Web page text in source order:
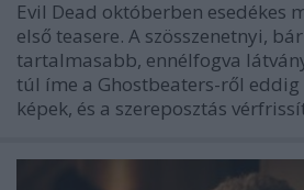
Evil Dead októberben esedékes
első teasere. A szösszenetnyi,
tartalmasabb, ennélfogva
túl íme a Ghostbeaters-ről
képek, és a szereposztás